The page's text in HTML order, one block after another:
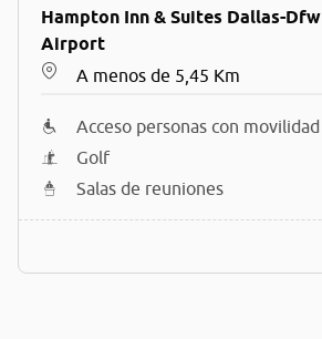
Hampton Inn & Suites Dallas-Dfw
Airport
A menos de 5,45 Km
Acceso personas con
Golf
Salas de reuniones